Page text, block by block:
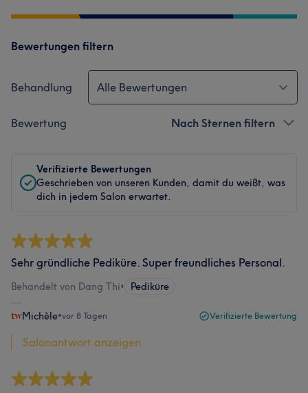
Bewertungen filtern
Behandlung Alle Bewertungen
Bewertung Nach Sternen filtern
Verifizierte Bewertungen
Geschrieben von unseren Kunden, damit du weißt, was
dich in jedem Salon erwartet.
Sehr gründliche Pediküre. Super freundliches Personal.
Behandelt von Dang Thi• Pediküre
Michèle•vor 8 Tagen Verifizierte Bewertung
Salonantwort anzeigen